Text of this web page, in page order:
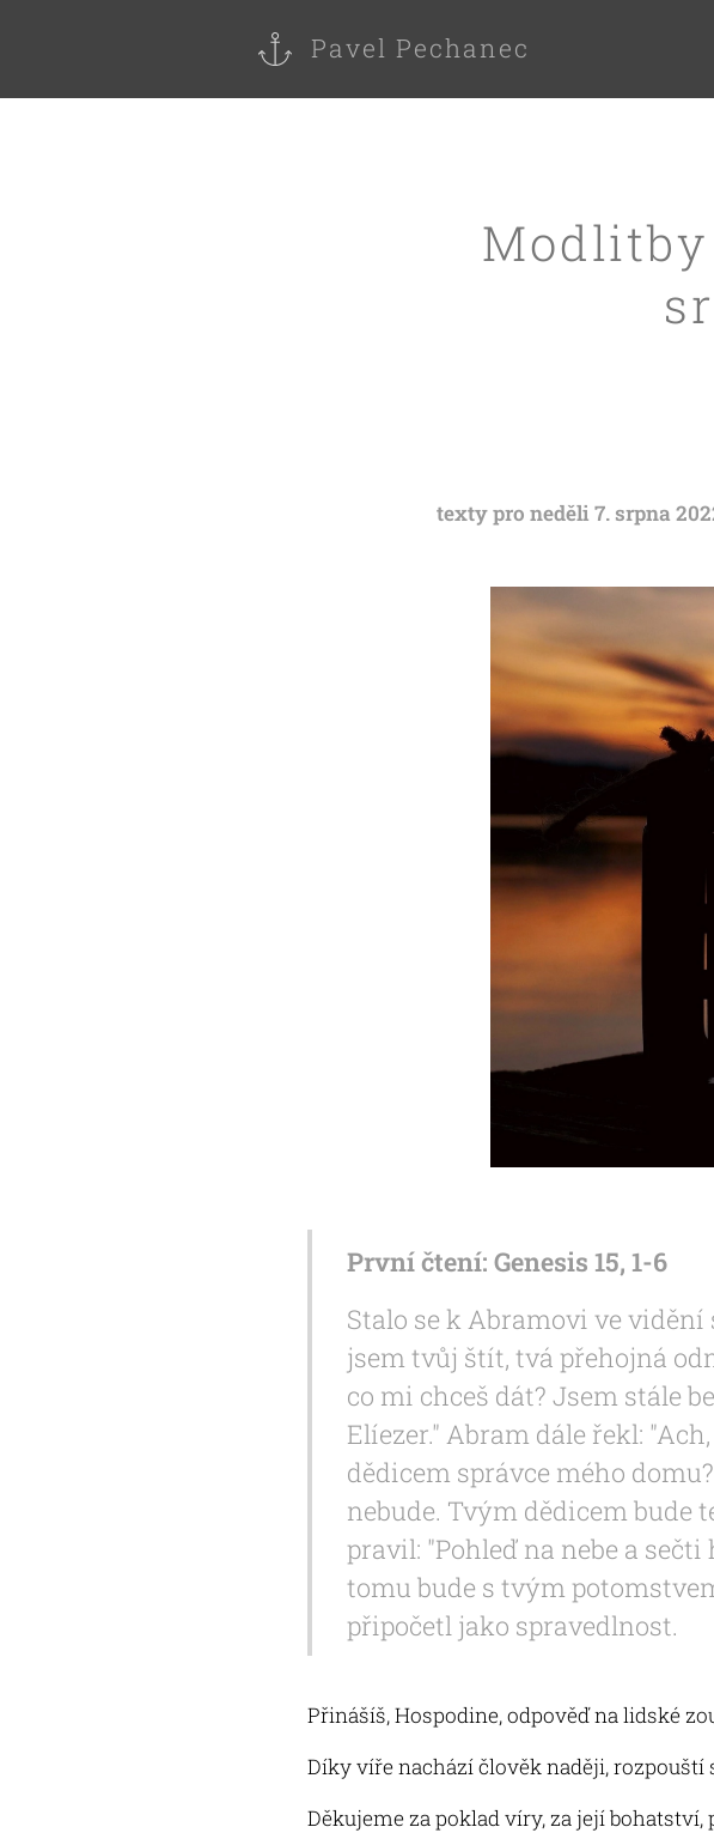
Pavel Pechanec
Modlitby
texty pro neděli 7. srpna
První čtení: Genesis 15, 1-6
Stalo se k Abramovi ve vidění
jsem tvůj štít, tvá přehojná
co mi chceš dát? Jsem stále
Elíezer." Abram dále řekl:
dědicem správce mého
nebude. Tvým dědicem bude
pravil: "Pohleď na nebe a
tomu bude s tvým
připočetl jako spravedlnost.
Přinášíš, Hospodine, odpověď na lidské
Díky víře nachází člověk naději, rozpouští
Děkujeme za poklad víry, za její